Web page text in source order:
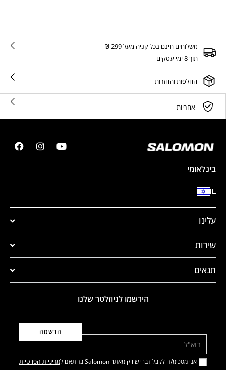
משלוחים חינם בכל קניה מעל 299 ₪
תוך 8 ימי עסקים
החלפות והחזרות
אחריות
בינלאומי
IL
עלינו
שירות
תנאים
הירשמו לניוזלטר שלנו
אני מסכימ/ה לקבל דברי שיווק מאתר Salomon בהתאם ל מדיניות הפרטיות